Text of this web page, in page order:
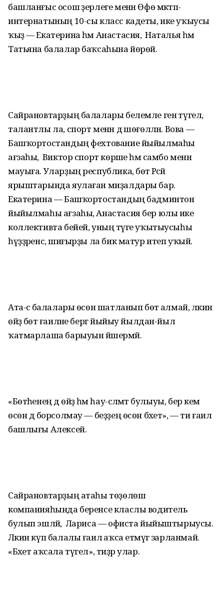
башланғыс осош әҙерлеге менән Өфө мәктәп-
интернатының 10-сы класс кадеты, ике уҡыусы
ҡыҙ — Екатерина һәм Анастасия, ә Наталья һәм
Татьяна балалар баҡсаһына йөрөй.
Сайрановтарҙың балалары белемле генә түгел,
талантлы ла, спорт менән дә шөғөлләнә. Вова —
Башҡортостандың фехтование йыйылмаһы
ағзаһы, ә Виктор спорт көрәше һәм самбо менән
мауыға. Уларҙың республика, бөтә Рәсәй
ярыштарында яулаған миҙалдары бар.
Екатерина — Башҡортостандың бадминтон
йыйылмаһы ағзаһы, Анастасия бер юлы ике
коллективта бейей, уның тәүге уҡытыусыһы
һүҙҙәренсә, шиғырҙы ла бик матур итеп уҡый.
Ата-әсә балалары өсөн шатланып бөтә алмай, ләкин
өйҙә бөтә ғаиләне бергә йыйыу йылдан-йыл
ҡатмарлаша барыуын йәшермәй.
«Бөтәһенең дә өйҙә һәм һау-сәләмәт булыуы, бер кем
өсөн дә борсолмау — беҙҙең өсөн бәхет», — ти ғаилә
башлығы Алексей.
Сайрановтарҙың атаһы төҙөлөш
компанияһында беренсе класлы водитель
булып эшләй, ә Лариса — офиста йыйыштырыусы.
Ләкин күп балалы ғаилә аҡса етмәүгә зарланмай.
«Бәхет аҡсала түгел», тиҙәр улар.